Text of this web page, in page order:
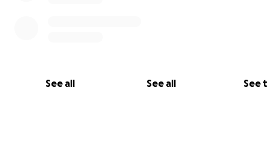
See all See all See